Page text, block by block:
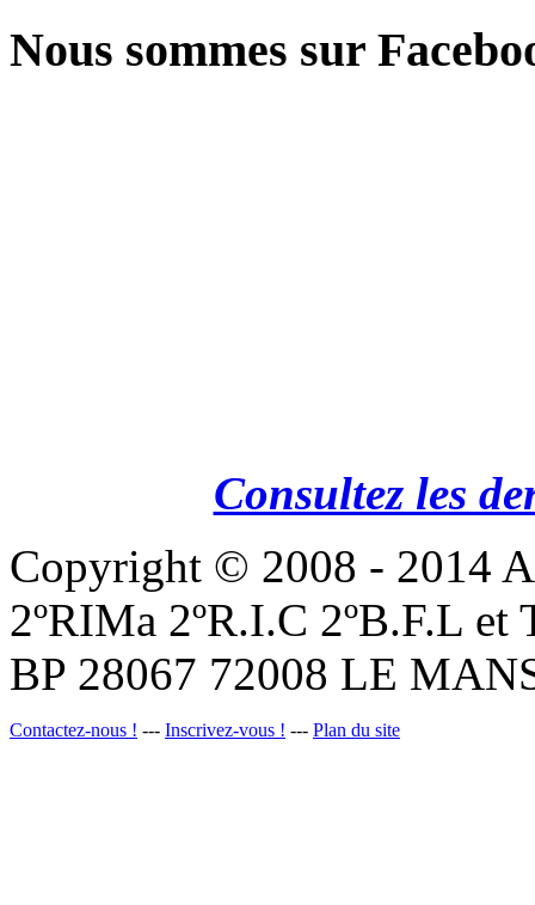
Nous sommes sur
Consultez les
Copyright © 2008 - 2014
2ºRIMa 2ºR.I.C 2ºB.F.L
BP 28067 72008 LE
Contactez-nous ! --- Inscrivez-vous ! --- Plan du site